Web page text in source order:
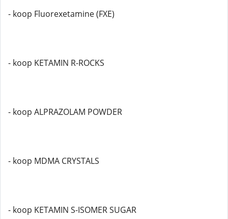
- koop Fluorexetamine (FXE)
- koop KETAMIN R-ROCKS
- koop ALPRAZOLAM POWDER
- koop MDMA CRYSTALS
- koop KETAMIN S-ISOMER SUGAR